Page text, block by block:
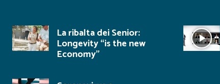
La ribalta dei Senior:
Longevity “is the new
Economy”